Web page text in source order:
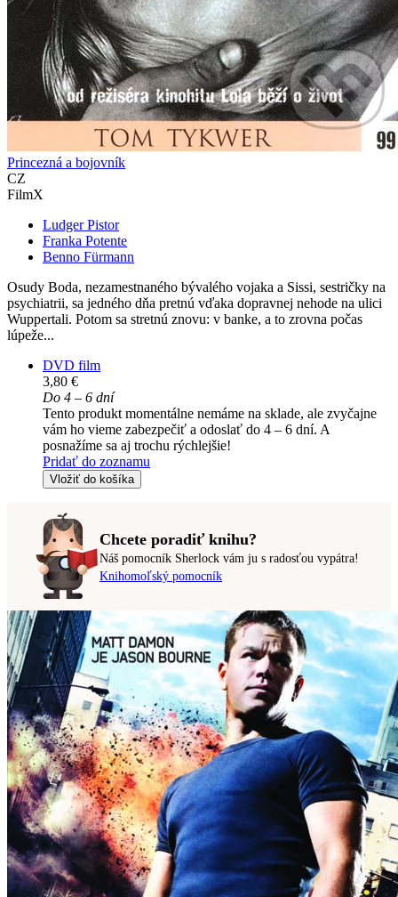
Princezná a bojovník
CZ
FilmX
Ludger Pistor
Franka Potente
Benno Fürmann
Osudy Boda, nezamestnaného bývalého vojaka a Sissi, sestričky na
psychiatrii, sa jedného dňa pretnú vďaka dopravnej nehode na ulici
Wuppertali. Potom sa stretnú znovu: v banke, a to zrovna počas
lúpeže...
DVD film
3,80 €
Do 4 – 6 dní
Tento produkt momentálne nemáme na sklade, ale zvyčajne
vám ho vieme zabezpečiť a odoslať do 4 – 6 dní. A
posnažíme sa aj trochu rýchlejšie!
Pridať do zoznamu
Vložiť do košíka
Chcete poradiť knihu?
Náš pomocník Sherlock vám ju s radosťou vypátra!
Knihomoľský pomocník